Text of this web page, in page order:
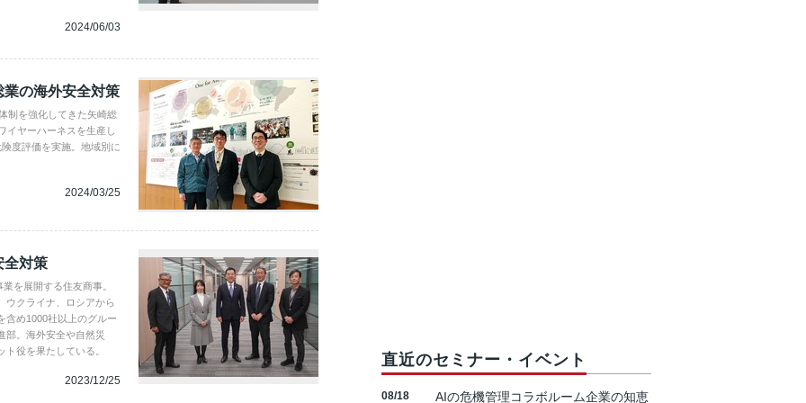
2024/06/03
の海外安全対策
制を強化してきた矢崎総
イヤーハーネスを生産し
度評価を実施。地域別に
2024/03/25
全対策
を展開する住友商事。
ウクライナ、ロシアから
含め1000社以上のグルー
部。海外安全や自然災
役を果たしている。
2023/12/25
直近のセミナー・イベント
08/18 AIの危機管理コラボルーム企業の知恵